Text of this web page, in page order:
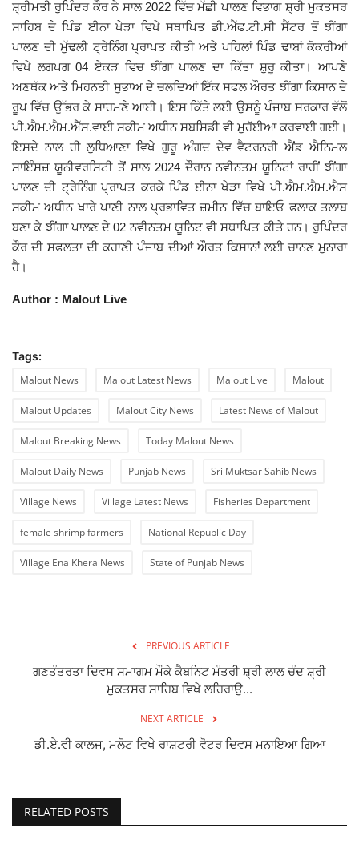
ਸ਼੍ਰੀਮਤੀ ਰੁਪਿੰਦਰ ਕੌਰ ਨੇ ਸਾਲ 2022 ਵਿੱਚ ਮੱਛੀ ਪਾਲਣ ਵਿਭਾਗ ਸ਼੍ਰੀ ਮੁਕਤਸਰ
ਸਾਹਿਬ ਦੇ ਪਿੰਡ ਈਨਾ ਖੇੜਾ ਵਿਖੇ ਸਥਾਪਿਤ ਡੀ.ਐੱਫ.ਟੀ.ਸੀ ਸੈਂਟਰ ਤੋਂ ਝੀਂਗਾ
ਪਾਲਣ ਦੀ ਮੁੱਢਲੀ ਟ੍ਰੇਨਿੰਗ ਪ੍ਰਾਪਤ ਕੀਤੀ ਅਤੇ ਪਹਿਲਾਂ ਪਿੰਡ ਢਾਬਾਂ ਕੋਕਰੀਆਂ
ਵਿਖੇ ਲਗਪਗ 04 ਏਕੜ ਵਿਚ ਝੀਂਗਾ ਪਾਲਣ ਦਾ ਕਿੱਤਾ ਸ਼ੁਰੂ ਕੀਤਾ। ਆਪਣੇ
ਅਣਥੱਕ ਅਤੇ ਮਿਹਨਤੀ ਸੁਭਾਅ ਦੇ ਚਲਦਿਆਂ ਇੱਕ ਸਫਲ ਔਰਤ ਝੀਂਗਾ ਕਿਸਾਨ ਦੇ
ਰੂਪ ਵਿੱਚ ਉੱਭਰ ਕੇ ਸਾਹਮਣੇ ਆਈ। ਇਸ ਕਿੱਤੇ ਲਈ ਉਸਨੂੰ ਪੰਜਾਬ ਸਰਕਾਰ ਵੱਲੋਂ
ਪੀ.ਐਮ.ਐਮ.ਐੱਸ.ਵਾਈ ਸਕੀਮ ਅਧੀਨ ਸਬਸਿਡੀ ਵੀ ਮੁਹੱਈਆ ਕਰਵਾਈ ਗਈ।
ਇਸਦੇ ਨਾਲ ਹੀ ਲੁਧਿਆਣਾ ਵਿਖੇ ਗੁਰੂ ਅੰਗਦ ਦੇਵ ਵੈਟਰਨਰੀ ਐਂਡ ਐਨਿਮਲ
ਸਾਇੰਸਜ਼ ਯੂਨੀਵਰਸਿਟੀ ਤੋਂ ਸਾਲ 2024 ਦੌਰਾਨ ਨਵੀਨਤਮ ਯੂਨਿਟਾਂ ਰਾਹੀਂ ਝੀਂਗਾ
ਪਾਲਣ ਦੀ ਟ੍ਰੇਨਿੰਗ ਪ੍ਰਾਪਤ ਕਰਕੇ ਪਿੰਡ ਈਨਾ ਖੇੜਾ ਵਿਖੇ ਪੀ.ਐਮ.ਐਮ.ਐਸ
ਸਕੀਮ ਅਧੀਨ ਖਾਰੇ ਪਾਣੀ ਨਾਲ ਪ੍ਰਭਾਵਿਤ ਜ਼ਮੀਨ ਵਿੱਚ ਬਾਇਓ ਫਲਾਕ ਤਲਾਬ
ਬਣਾ ਕੇ ਝੀਂਗਾ ਪਾਲਣ ਦੇ 02 ਨਵੀਨਤਮ ਯੂਨਿਟ ਵੀ ਸਥਾਪਿਤ ਕੀਤੇ ਹਨ। ਰੁਪਿੰਦਰ
ਕੌਰ ਦੀ ਸਫਲਤਾ ਦੀ ਕਹਾਣੀ ਪੰਜਾਬ ਦੀਆਂ ਔਰਤ ਕਿਸਾਨਾਂ ਲਈ ਚਾਨਣ ਮੁਨਾਰਾ
ਹੈ।
Author : Malout Live
Tags:
Malout News
Malout Latest News Malout Live Malout
Malout Updates Malout City News Latest News of Malout
Malout Breaking News Today Malout News
Malout Daily News Punjab News Sri Muktsar Sahib News
Village News Village Latest News Fisheries Department
female shrimp farmers National Republic Day
Village Ena Khera News State of Punjab News
PREVIOUS ARTICLE
ਗਣਤੰਤਰਤਾ ਦਿਵਸ ਸਮਾਗਮ ਮੌਕੇ ਕੈਬਨਿਟ ਮੰਤਰੀ ਸ਼੍ਰੀ ਲਾਲ ਚੰਦ ਸ਼੍ਰੀ
ਮੁਕਤਸਰ ਸਾਹਿਬ ਵਿਖੇ ਲਹਿਰਾਉ...
NEXT ARTICLE
ਡੀ.ਏ.ਵੀ ਕਾਲਜ, ਮਲੋਟ ਵਿਖੇ ਰਾਸ਼ਟਰੀ ਵੋਟਰ ਦਿਵਸ ਮਨਾਇਆ ਗਿਆ
RELATED POSTS